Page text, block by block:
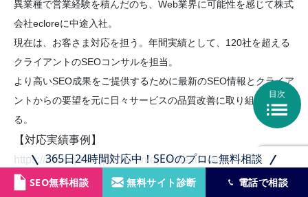
365日24時間対応中！SEOのプロに無料相談
SEO無料相談 無料サイト診断 電話で相談
異業種で営業経験を積んだのち、Web業界に可能性を感じて株式
会社ecloreに中途入社。
現在は、お客さま対応を担う。年間実績として、120社を超える
クライアントのSEOコンサルを担当。
より高いSEO成果をご提供するために最新のSEO情報とクライア
ントからの要望を元に日々サービスの品質改善に取り組んでい
る。
【対応実績事例】
https://rank-quest.jp/column/episode/life-adj/
https://rank-quest.jp/column/episode/x-house/
目次
